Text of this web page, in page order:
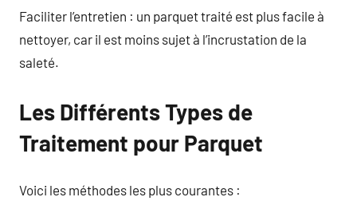
Faciliter l’entretien : un parquet traité est plus facile à
nettoyer, car il est moins sujet à l’incrustation de la
saleté.
Les Différents Types de
Traitement pour Parquet
Voici les méthodes les plus courantes :